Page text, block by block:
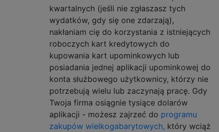
kwartalnych (jeśli nie zgłaszasz tych
wydatków, gdy się one zdarzają),
nakłaniam cię do korzystania z istniejących
roboczych kart kredytowych do
kupowania kart upominkowych lub
posiadania jednej aplikacji upominkowej do
konta służbowego użytkownicy, którzy nie
potrzebują wielu lub zaczynają pracę. Gdy
Twoja firma osiągnie tysiące dolarów
aplikacji - możesz zajrzeć do programu
zakupów wielkogabarytowych, który wciąż